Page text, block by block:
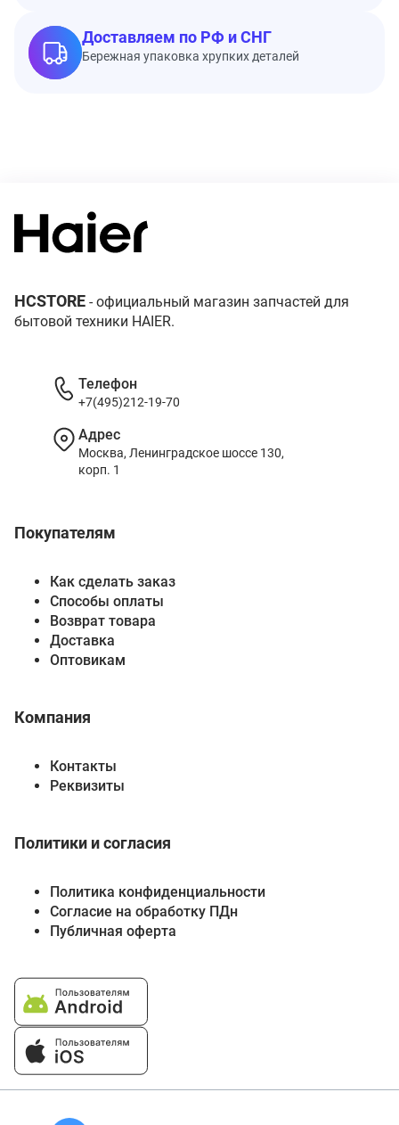
Доставляем по РФ и СНГ
Бережная упаковка хрупких деталей
HCSTORE - официальный магазин запчастей для
бытовой техники HAIER.
Покупателям
Как сделать заказ
Способы оплаты
Возврат товара
Доставка
Оптовикам
Компания
Контакты
Реквизиты
Политики и согласия
Политика конфиденциальности
Согласие на обработку ПДн
Публичная оферта
Телефон
+7(495)212-19-70
Адрес
Москва, Ленинградское шоссе 130,
корп. 1